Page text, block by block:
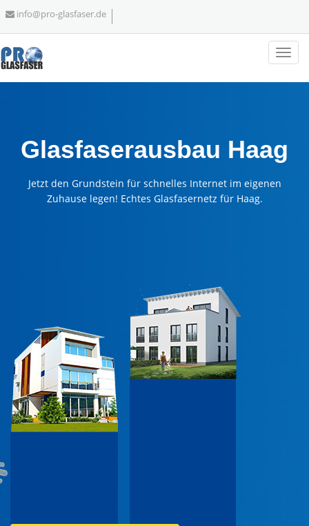
info@pro-glasfaser.de
Glasfaserausbau Haag
Jetzt den Grundstein für schnelles Internet im eigenen
Zuhause legen! Echtes Glasfasernetz für Haag.